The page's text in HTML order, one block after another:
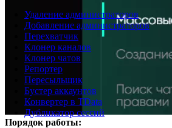
Удаление администраторов
Добавление администраторов
Перехватчик
Клонер каналов
Клонер чатов
Репортер
Пересыльщик
Бустер аккаунтов
Конвертер в TData
Дубликатор сессий
Порядок работы: